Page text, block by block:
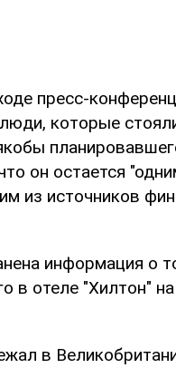
пресс-
которые
он остается
из источников
информация о
в отеле "Хилтон"
в